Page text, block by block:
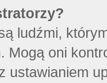
ludźmi,
Mogą oni
ustawianiem